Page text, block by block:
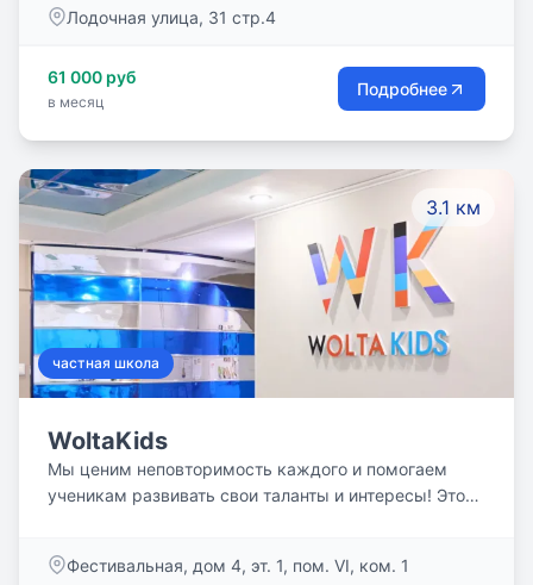
Лодочная улица, 31 стр.4
61 000 руб
в месяц
Подробнее
3.1 км
частная школа
WoltaKids
Мы ценим неповторимость каждого и помогаем
ученикам развивать свои таланты и интересы! Это
каждого ученика — это наше общее богатство.
Фестивальная, дом 4, эт. 1, пом. VI, ком. 1